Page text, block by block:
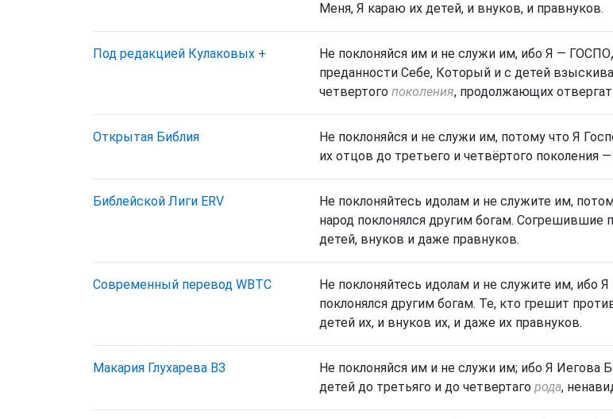
Меня, Я караю их детей, и внуков, и правнуков.
Под редакцией Кулаковых +
Не поклоняйся им и не служи им, ибо Я —
преданности Себе, Который и с детей
четвертого поколения, продолжающих
Открытая Библия
Не поклоняйся и не служи им, потому что Я
их отцов до третьего и четвёртого поколения
Библейской Лиги ERV
Не поклоняйтесь идолам и не служите им,
народ поклонялся другим богам.
детей, внуков и даже правнуков.
Cовременный перевод WBTC
Не поклоняйтесь идолам и не служите им, ибо
поклонялся другим богам. Те, кто грешит
детей их, и внуков их, и даже их правнуков.
Макария Глухарева ВЗ
Не поклоняйся им и не служи им; ибо Я Иегова
детей до третьяго и до четвертаго рода,